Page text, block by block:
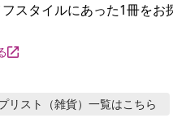
スタイルにあった1冊をお
リスト（雑貨） 一覧はこちら